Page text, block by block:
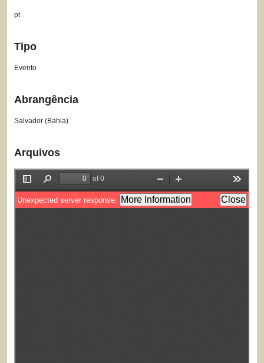
pt
Tipo
Evento
Abrangência
Salvador (Bahia)
Arquivos